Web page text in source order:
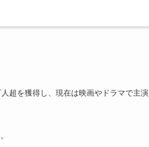
超を獲得し、現在は映画やドラマで主演